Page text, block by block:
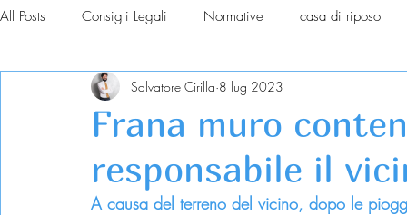
All Posts Consigli Legali Normative casa di riposo
Frana muro
responsabile il
Salvatore Cirilla 8 lug 2023
A causa del terreno del vicino, dopo le